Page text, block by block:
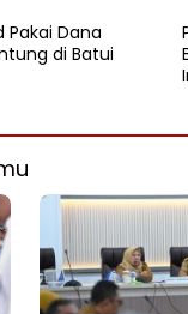
Pakai Dana
di Batui